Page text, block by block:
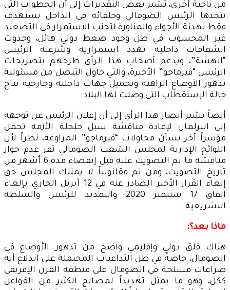
من ناحية أخرى، تشير بعض التقديرات إلى أن الخطوات التي
يتخذها الرئيس الصومالي وحلفائه في الداخل تستهدف
فقط تهدئة الأجواء والمناورة لتجنب الاستمرار في التصعيد
غير المحسوب في ظل وجود ضغط دولي هائل، وحدوث
انشقاقات داخلية تهدد استمرارية وشرعية الرئيس
“الهشة”، ويدعم أصحاب هذا الرأي طرحهم بتصريحات
الرئيس “فيرماجو” الأخيرة، والتي حاول التنصل من مسئولية
تدهور الأوضاع الراهنة وتحميل جهات داخلية وخارجية نتاج
حالة الإستقطاب التي وصلت لها البلاد.
أيضاً يشير أنصار هذا الرأي إلى أن إعلان الرئيس عن توجهه
إلى البرلمان لإعادة مناقشة سبل حلحلة الأزمة تحمل
مؤشراً آخر بشأن محاولات “فيرماجو” المراوغة، نظراً لأن
اللوائح الإدارية لمجلس الشعب الصومالي تقر عدم جواز
مناقشة ما تم التصويت عليه قبل إنقضاء مدة 6 أشهر من
تاريخ التصويت، ومن ثم فقانونياً لا يمتلك المجلس حق
إلغاء القرار الأخير الصادر عنه في 12 أبريل الجاري بإلغاء
اتفاق 17 سبتمبر 2020 والتمديد للرئيس والسلطة
التشريعية.
ماذا بعد؟:
هناك قلق دولي وإقليمي واضح من تدهور الأوضاع في
الصومال، خاصةً في ظل التداعيات المحتملة على اندلاع أية
صراعات مسلحة في الصومال على منطقة القرن الإفريقي
ككل، وهو ما يمثل تهديداً لمصالح الكثير من الفواعل